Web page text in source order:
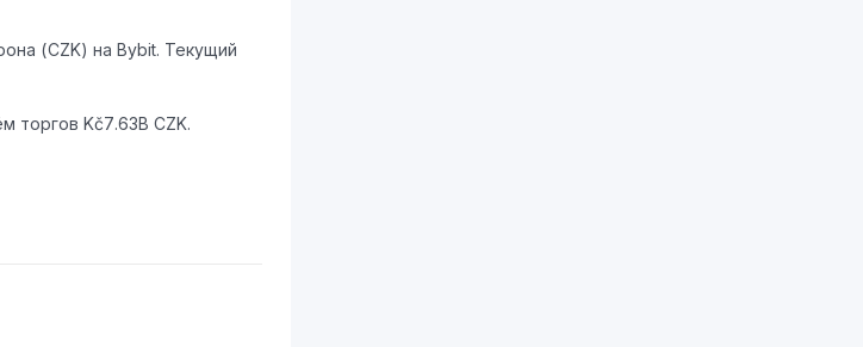
(CZK) на Bybit. Текущий
торгов Kč7.63B CZK.